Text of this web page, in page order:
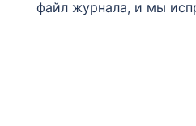
файл журнала, и мы